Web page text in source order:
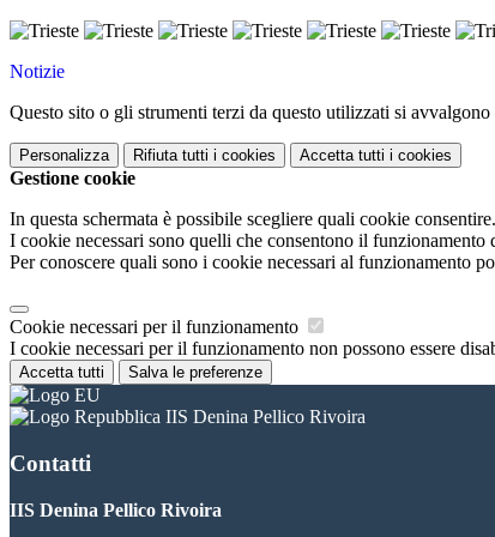
Notizie
Questo sito o gli strumenti terzi da questo utilizzati si
Personalizza Rifiuta tutti i cookies Accetta tutti i cookies
Gestione cookie
In questa schermata è possibile scegliere quali cookie consentire.
I cookie necessari sono quelli che consentono il
Per conoscere quali sono i cookie necessari al funzionamento
Cookie necessari per il funzionamento
I cookie necessari per il funzionamento non possono essere
Accetta tutti Salva le preferenze
IIS Denina Pellico Rivoira
Contatti
IIS Denina Pellico Rivoira